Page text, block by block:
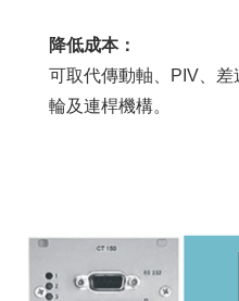
降低成本：
可取代傳動軸、PIV、
輪及連桿機構。